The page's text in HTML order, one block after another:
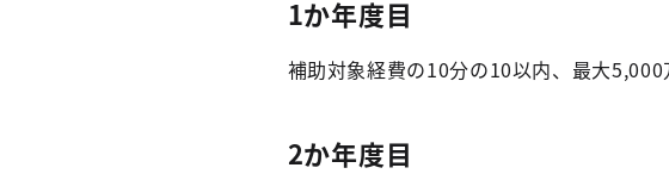
1か年度目
補助対象経費の10分の10以内、最大5,000
2か年度目